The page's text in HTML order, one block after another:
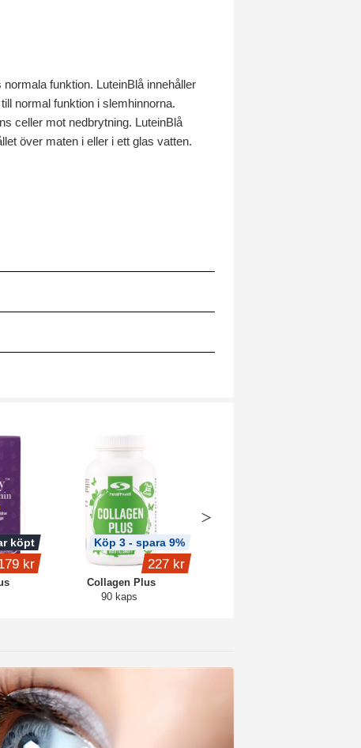
funktion. LuteinBlå innehåller
normal funktion i slemhinnorna.
celler mot nedbrytning. LuteinBlå
över maten i eller i ett glas vatten.
köpt
kr
Collagen Plus
90 kaps
Köp 3 - spara 9%
227 kr